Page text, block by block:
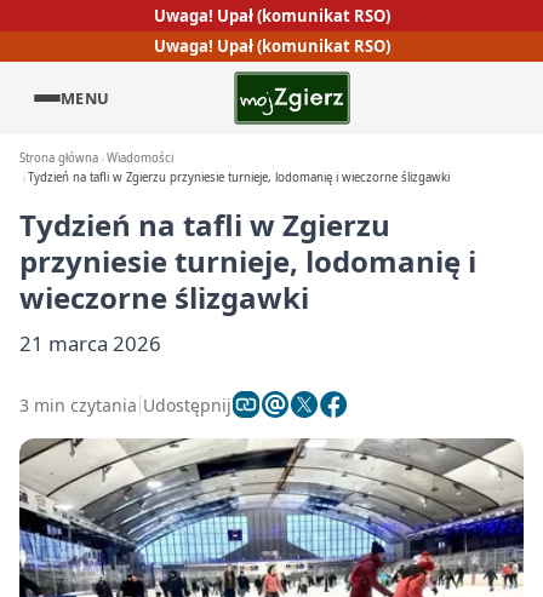
Uwaga! Upał (komunikat RSO)
Uwaga! Upał (komunikat RSO)
MENU
Strona główna Wiadomości
Tydzień na tafli w Zgierzu przyniesie turnieje, lodomanię i wieczorne ślizgawki
Tydzień na tafli w Zgierzu
przyniesie turnieje, lodomanię i
wieczorne ślizgawki
21 marca 2026
3 min czytania Udostępnij